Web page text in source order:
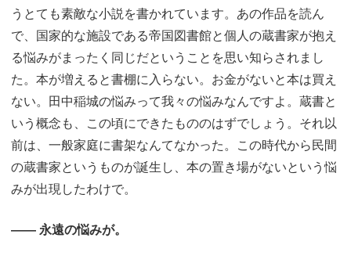
うとても素敵な小説を書かれています。あの作品を読ん
で、国家的な施設である帝国図書館と個人の蔵書家が抱え
る悩みがまったく同じだということを思い知らされまし
た。本が増えると書棚に入らない。お金がないと本は買え
ない。田中稲城の悩みって我々の悩みなんですよ。蔵書と
いう概念も、この頃にできたもののはずでしょう。それ以
前は、一般家庭に書架なんてなかった。この時代から民間
の蔵書家というものが誕生し、本の置き場がないという悩
みが出現したわけで。
―― 永遠の悩みが。